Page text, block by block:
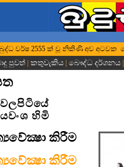
බුද්ධ වර්ෂ 2555 ක් වූ නිකිණි අව අටවක
පුවත්| කතුවැකිය| බෞද්ධ දර්ශනය
හිමි
කිරීම
කිරීම